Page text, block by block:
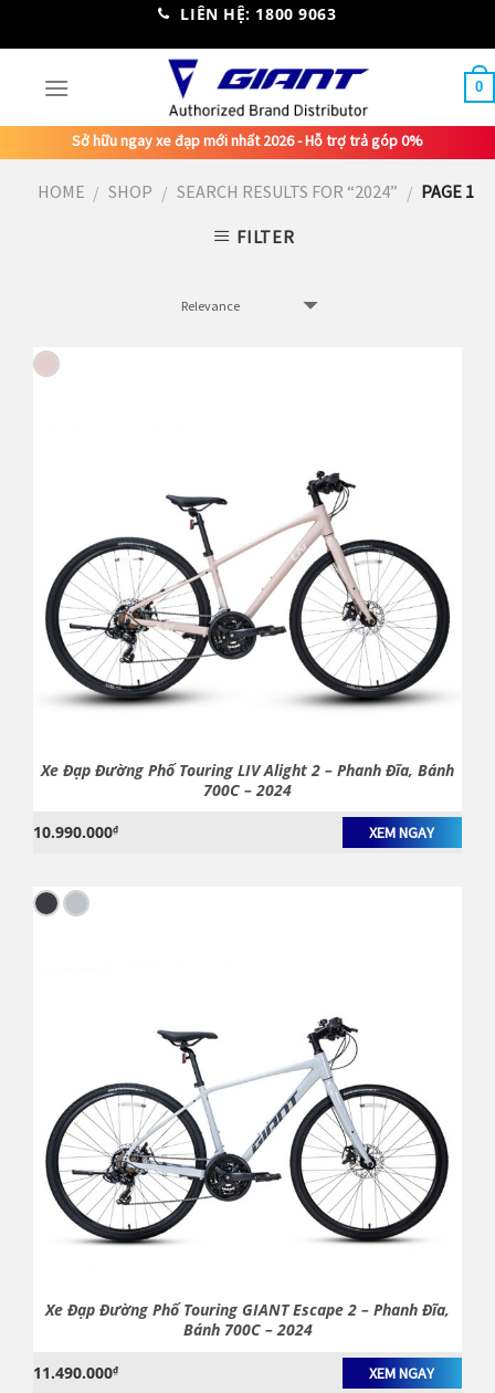
LIÊN HỆ: 1800 9063
0
Sở hữu ngay xe đạp mới nhất 2026 - Hỗ trợ trả góp 0%
HOME / SHOP / SEARCH RESULTS FOR “2024” / PAGE 1
FILTER
Xe Đạp Đường Phố Touring LIV Alight 2 – Phanh Đĩa, Bánh
700C – 2024
10.990.000₫ XEM NGAY
Xe Đạp Đường Phố Touring GIANT Escape 2 – Phanh Đĩa,
Bánh 700C – 2024
11.490.000₫ XEM NGAY